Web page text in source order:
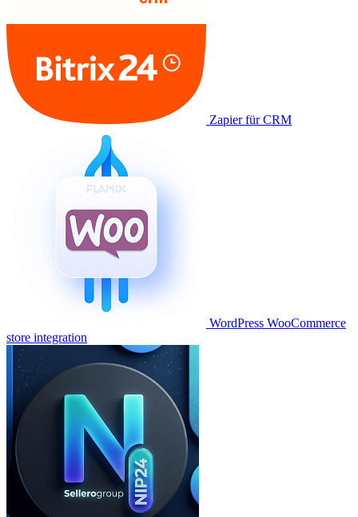
Zapier für CRM
WordPress WooCommerce
store integration